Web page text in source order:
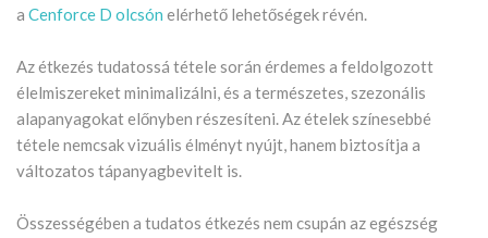
a Cenforce D olcsón elérhető lehetőségek révén.
Az étkezés tudatossá tétele során érdemes a feldolgozott
élelmiszereket minimalizálni, és a természetes, szezonális
alapanyagokat előnyben részesíteni. Az ételek színesebbé
tétele nemcsak vizuális élményt nyújt, hanem biztosítja a
változatos tápanyagbevitelt is.
Összességében a tudatos étkezés nem csupán az egészség